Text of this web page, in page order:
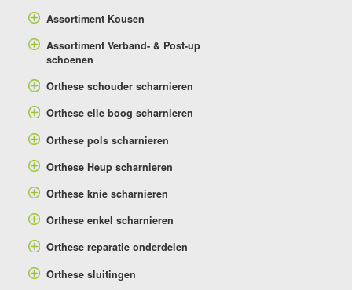
Assortiment Kousen
Assortiment Verband- & Post-up
schoenen
Orthese schouder scharnieren
Orthese elle boog scharnieren
Orthese pols scharnieren
Orthese Heup scharnieren
Orthese knie scharnieren
Orthese enkel scharnieren
Orthese reparatie onderdelen
Orthese sluitingen